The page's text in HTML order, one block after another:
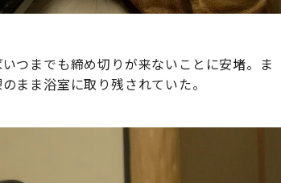
つまでも締め切りが来ないことに安堵。ま
まま浴室に取り残されていた。